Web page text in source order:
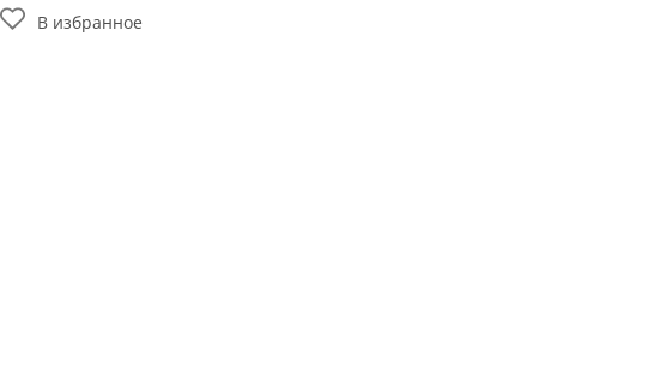
В избранное